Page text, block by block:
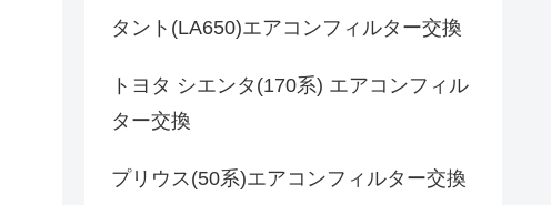
タント(LA650)エアコンフィルター交換
トヨタ シエンタ(170系) エアコンフィル
ター交換
プリウス(50系)エアコンフィルター交換